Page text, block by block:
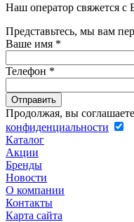
Наш оператор свяжется с
Представьтесь, мы вам
Ваше имя *
Телефон *
Продолжая, вы
конфиденциальности
Каталог
Акции
Бренды
Новости
О компании
Контакты
Карта сайта